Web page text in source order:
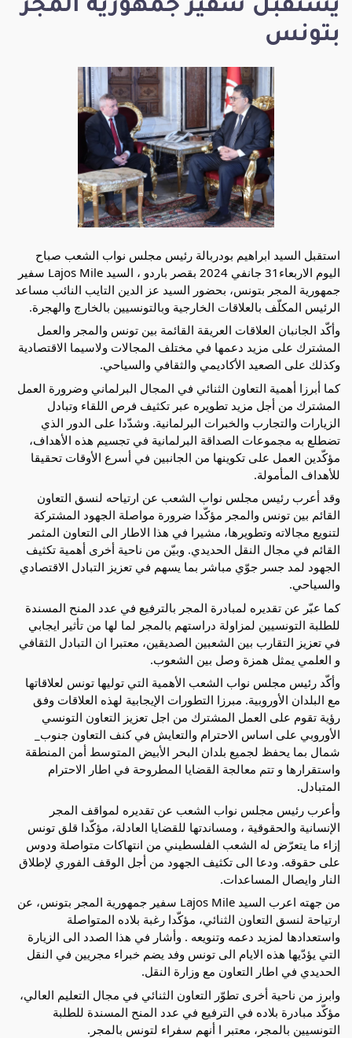
يستقبل سفير جمهورية المجر
بتونس
استقبل السيد ابراهيم بودربالة رئيس مجلس نواب الشعب صباح
اليوم الاربعاء31 جانفي 2024 بقصر باردو ، السيد Lajos Mile سفير
جمهورية المجر بتونس، بحضور السيد عز الدين التايب النائب مساعد
الرئيس المكلّف بالعلاقات الخارجية وبالتونسيين بالخارج والهجرة.
وأكّد الجانبان العلاقات العريقة القائمة بين تونس والمجر والعمل
المشترك على مزيد دعمها في مختلف المجالات ولاسيما الاقتصادية
وكذلك على الصعيد الأكاديمي والثقافي والسياحي.
كما أبرزا أهمية التعاون الثنائي في المجال البرلماني وضرورة العمل
المشترك من أجل مزيد تطويره عبر تكثيف فرص اللقاء وتبادل
الزيارات والتجارب والخبرات البرلمانية. وشدّدا على الدور الذي
تضطلع به مجموعات الصداقة البرلمانية في تجسيم هذه الأهداف،
مؤكّدين العمل على تكوينها من الجانبين في أسرع الأوقات تحقيقا
للأهداف المأمولة.
وقد أعرب رئيس مجلس نواب الشعب عن ارتياحه لنسق التعاون
القائم بين تونس والمجر مؤكّدا ضرورة مواصلة الجهود المشتركة
لتنويع مجالاته وتطويرها، مشيرا في هذا الاطار الى التعاون المثمر
القائم في مجال النقل الحديدي. وبيّن من ناحية أخرى أهمية تكثيف
الجهود لمد جسر جوّي مباشر بما يسهم في تعزيز التبادل الاقتصادي
والسياحي.
كما عبّر عن تقديره لمبادرة المجر بالترفيع في عدد المنح المسندة
للطلبة التونسيين لمزاولة دراستهم بالمجر لما لها من تأثير ايجابي
في تعزيز التقارب بين الشعبين الصديقين، معتبرا ان التبادل الثقافي
و العلمي يمثل همزة وصل بين الشعوب.
وأكّد رئيس مجلس نواب الشعب الأهمية التي توليها تونس لعلاقاتها
مع البلدان الأوروبية. مبرزا التطورات الإيجابية لهذه العلاقات وفق
رؤية تقوم على العمل المشترك من اجل تعزيز التعاون التونسي
الأوروبي على اساس الاحترام والتعايش في كنف التعاون جنوب_
شمال بما يحفظ لجميع بلدان البحر الأبيض المتوسط أمن المنطقة
واستقرارها و تتم معالجة القضايا المطروحة في اطار الاحترام
المتبادل.
وأعرب رئيس مجلس نواب الشعب عن تقديره لمواقف المجر
الإنسانية والحقوقية ، ومساندتها للقضايا العادلة، مؤكّدا قلق تونس
إزاء ما يتعرّض له الشعب الفلسطيني من انتهاكات متواصلة ودوس
على حقوقه. ودعا الى تكثيف الجهود من أجل الوقف الفوري لإطلاق
النار وايصال المساعدات.
من جهته اعرب السيد Lajos Mile سفير جمهورية المجر بتونس، عن
ارتياحة لنسق التعاون الثنائي، مؤكّدا رغبة بلاده المتواصلة
واستعدادها لمزيد دعمه وتنويعه . وأشار في هذا الصدد الى الزيارة
التي يؤدّيها هذه الايام الى تونس وفد يضم خبراء مجريين في النقل
الحديدي في اطار التعاون مع وزارة النقل.
وابرز من ناحية أخرى تطوّر التعاون الثنائي في مجال التعليم العالي،
مؤكّد مبادرة بلاده في الترفيع في عدد المنح المسندة للطلبة
التونسيين بالمجر، معتبر ا أنهم سفراء لتونس بالمجر.